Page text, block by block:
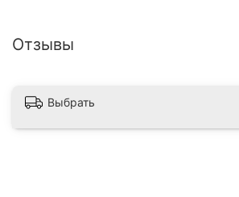
Отзывы
Выбрать